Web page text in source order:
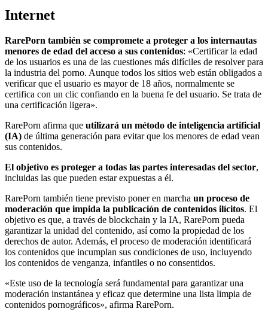
Internet
RarePorn también se compromete a proteger a los internautas
menores de edad del acceso a sus contenidos: «Certificar la edad
de los usuarios es una de las cuestiones más difíciles de resolver para
la industria del porno. Aunque todos los sitios web están obligados a
verificar que el usuario es mayor de 18 años, normalmente se
certifica con un clic confiando en la buena fe del usuario. Se trata de
una certificación ligera».
RarePorn afirma que utilizará un método de inteligencia artificial
(IA) de última generación para evitar que los menores de edad vean
sus contenidos.
El objetivo es proteger a todas las partes interesadas del sector,
incluidas las que pueden estar expuestas a él.
RarePorn también tiene previsto poner en marcha un proceso de
moderación que impida la publicación de contenidos ilícitos. El
objetivo es que, a través de blockchain y la IA, RarePorn pueda
garantizar la unidad del contenido, así como la propiedad de los
derechos de autor. Además, el proceso de moderación identificará
los contenidos que incumplan sus condiciones de uso, incluyendo
los contenidos de venganza, infantiles o no consentidos.
«Este uso de la tecnología será fundamental para garantizar una
moderación instantánea y eficaz que determine una lista limpia de
contenidos pornográficos», afirma RarePorn.